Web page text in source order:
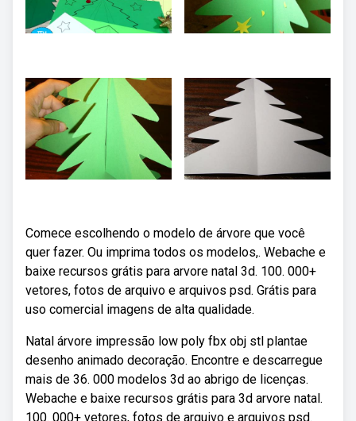
Comece escolhendo o modelo de árvore que você
quer fazer. Ou imprima todos os modelos,. Webache e
baixe recursos grátis para arvore natal 3d. 100. 000+
vetores, fotos de arquivo e arquivos psd. Grátis para
uso comercial imagens de alta qualidade.
Natal árvore impressão low poly fbx obj stl plantae
desenho animado decoração. Encontre e descarregue
mais de 36. 000 modelos 3d ao abrigo de licenças.
Webache e baixe recursos grátis para 3d arvore natal.
100. 000+ vetores, fotos de arquivo e arquivos psd.